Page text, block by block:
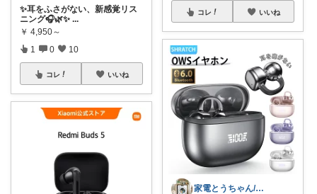
✨耳をふさがない、新感覚リス
ニング🎧🌿✨ ...
￥ 4,950～
1 0 10
コレ いいね
コレ いいね
家電とうちゃん/2児のパパ✨️購入感謝！